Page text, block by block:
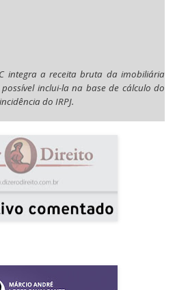
integra a receita bruta da imobiliária
inclui-la na base de cálculo do
do IRPJ.